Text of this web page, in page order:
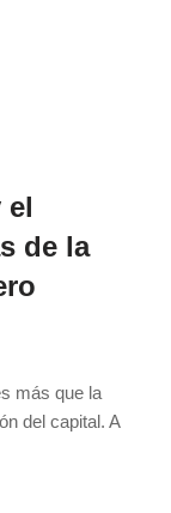
el
de la
más que la
del capital. A